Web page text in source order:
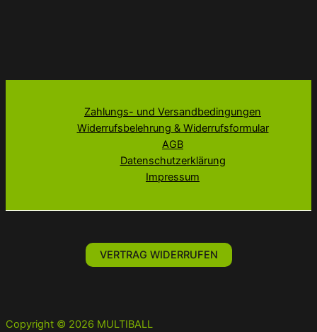
Zahlungs- und Versandbedingungen
Widerrufsbelehrung & Widerrufsformular
AGB
Datenschutzerklärung
Impressum
VERTRAG WIDERRUFEN
Copyright © 2026 MULTIBALL